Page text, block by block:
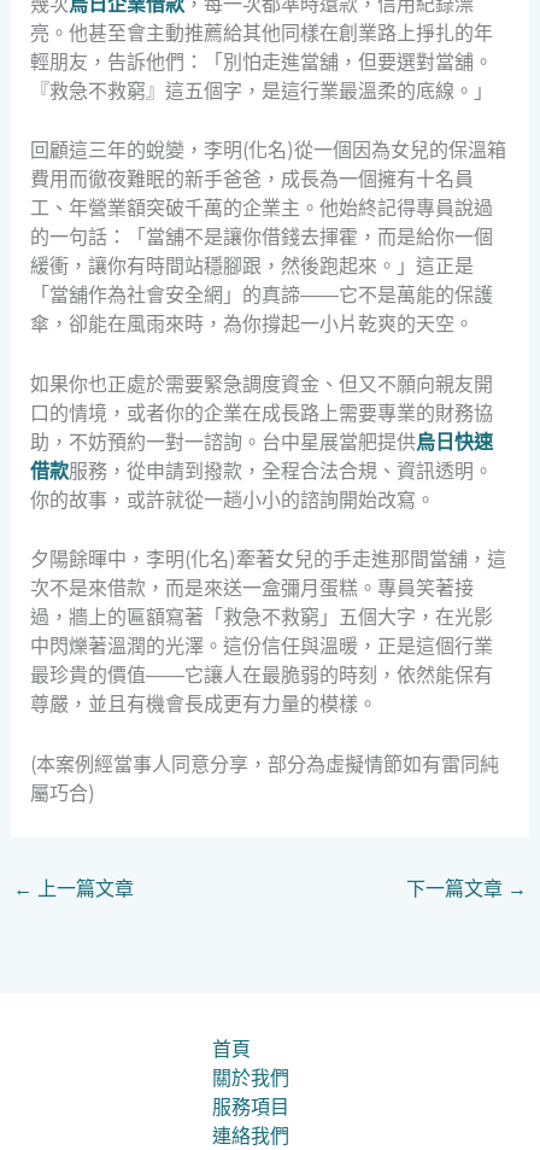
亮。他甚至會主動推薦給其他同樣在創業路上掙扎的年
輕朋友，告訴他們：「別怕走進當舖，但要選對當舖。
『救急不救窮』這五個字，是這行業最溫柔的底線。」
回顧這三年的蛻變，李明(化名)從一個因為女兒的保溫箱
費用而徹夜難眠的新手爸爸，成長為一個擁有十名員
工、年營業額突破千萬的企業主。他始終記得專員說過
的一句話：「當舖不是讓你借錢去揮霍，而是給你一個
緩衝，讓你有時間站穩腳跟，然後跑起來。」這正是
「當舖作為社會安全網」的真諦——它不是萬能的保護
傘，卻能在風雨來時，為你撐起一小片乾爽的天空。
如果你也正處於需要緊急調度資金、但又不願向親友開
口的情境，或者你的企業在成長路上需要專業的財務協
助，不妨預約一對一諮詢。台中星展當舥提供烏日快速
借款服務，從申請到撥款，全程合法合規、資訊透明。
你的故事，或許就從一趟小小的諮詢開始改寫。
夕陽餘暉中，李明(化名)牽著女兒的手走進那間當舖，這
次不是來借款，而是來送一盒彌月蛋糕。專員笑著接
過，牆上的匾額寫著「救急不救窮」五個大字，在光影
中閃爍著溫潤的光澤。這份信任與溫暖，正是這個行業
最珍貴的價值——它讓人在最脆弱的時刻，依然能保有
尊嚴，並且有機會長成更有力量的模樣。
(本案例經當事人同意分享，部分為虛擬情節如有雷同純
屬巧合)
← 上一篇文章 下一篇文章 →
首頁
關於我們
服務項目
連絡我們